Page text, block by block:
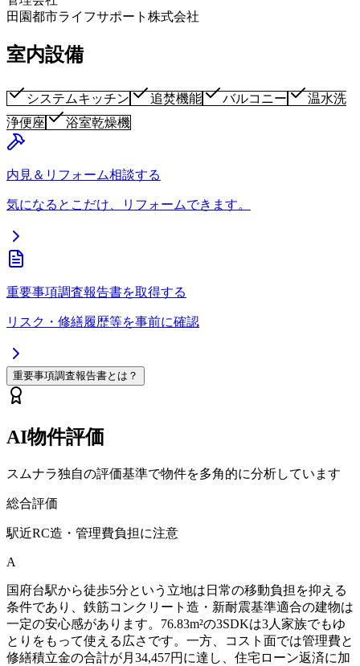
田園都市ライフサポート株式会社
室内設備
システムキッチン 追焚機能 バルコニー
温水洗
浄便座
浴室乾燥機
内見＆リフォーム相談する
気になるとこだけ、リフォームできます。
重要事項調査報告書を取得する
リスク・修繕履歴等を事前に確認
重要事項調査報告書とは？
AI物件評価
スムナラ独自の評価基準で物件を多角的に分析しています
総合評価
駅近RC造・管理費負担に注意
A
国府台駅から徒歩5分という立地は日常の移動負担を抑える
条件であり、鉄筋コンクリート造・新耐震基準適合の建物は
一定の安心感があります。76.83m²の3SDKは3人家族でもゆ
とりをもって使える広さです。一方、コスト面では管理費と
修繕積立金の合計が月34,457円に達し、住宅ローン返済に加